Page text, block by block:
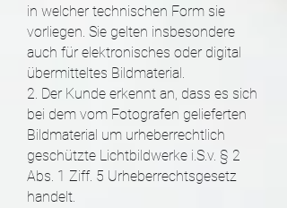
in welcher technischen Form sie
vorliegen. Sie gelten insbesondere
auch für elektronisches oder digital
übermitteltes Bildmaterial.
2. Der Kunde erkennt an, dass es sich
bei dem vom Fotografen gelieferten
Bildmaterial um urheberrechtlich
geschützte Lichtbildwerke i.S.v. § 2
Abs. 1 Ziff. 5 Urheberrechtsgesetz
handelt.